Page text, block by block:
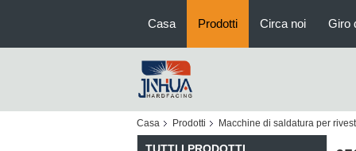
Casa Prodotti Circa noi Giro
Casa Prodotti Macchine di saldatura per